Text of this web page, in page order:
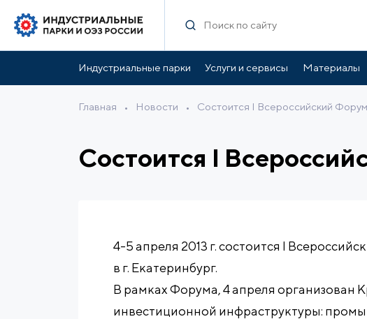
Индустриальные парки Услуги и сервисы Материалы
Главная • Новости • Состоится I Всероссийский Форум
Состоится I
4-5 апреля 2013 г. состоится I
в г. Екатеринбург.
В рамках Форума, 4 апреля организован
инвестиционной инфраструктуры: